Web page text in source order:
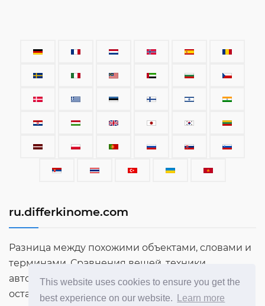
This website uses cookies to ensure you get the
best experience on our website.
Learn more
ru.differkinome.com
Разница между похожими объектами, словами и
терминами. Сравнения вещей, техники,
автомобилей, терминов, людей и всего
остального, что сущевствует в этом мире.